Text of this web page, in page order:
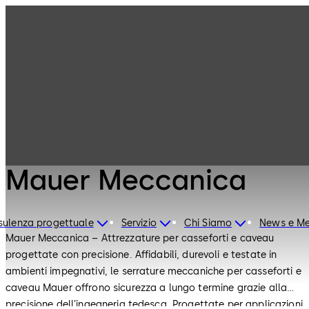
progettuale Servizio Chi Siamo News e
Mauer Meccanica
Mauer Meccanica – Attrezzature per casseforti e caveau
progettate con precisione. Affidabili, durevoli e testate in
ambienti impegnativi, le serrature meccaniche per casseforti e
caveau Mauer offrono sicurezza a lungo termine grazie alla
precisione dell’ingegneria tedesca. Progettate per applicazioni